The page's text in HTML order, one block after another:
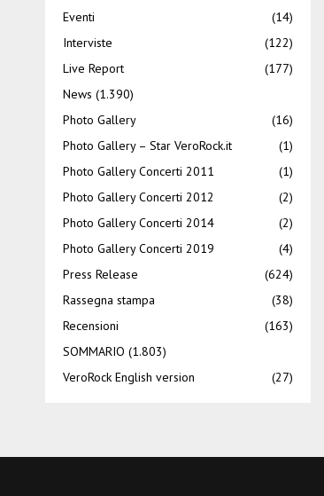
Eventi
(14)
Interviste
(122)
Live Report
(177)
News (1.390)
Photo Gallery
(16)
Photo Gallery – Star VeroRock.it
(1)
Photo Gallery Concerti 2011
(1)
Photo Gallery Concerti 2012
(2)
Photo Gallery Concerti 2014
(2)
Photo Gallery Concerti 2019
(4)
Press Release
(624)
Rassegna stampa
(38)
Recensioni
(163)
SOMMARIO (1.803)
VeroRock English version
(27)